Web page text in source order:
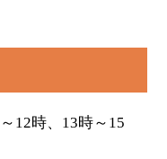
12時、13時～15